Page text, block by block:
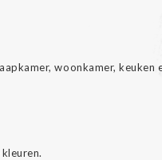
woonkamer, keuken